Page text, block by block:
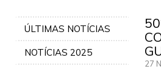
ÚLTIMAS NOTÍCIAS
NOTÍCIAS 2025
27